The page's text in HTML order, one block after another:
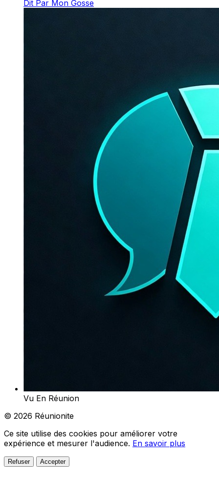
Dit Par Mon Gosse
Vu En Réunion
© 2026 Réunionite
Ce site utilise des cookies pour améliorer votre
expérience et mesurer l'audience. En savoir plus
Refuser Accepter